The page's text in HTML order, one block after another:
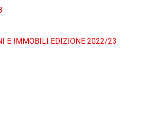
E IMMOBILI EDIZIONE 2022/23